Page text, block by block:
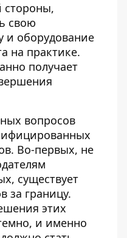
стороны,
свою
и оборудование
на практике.
получает
вопросов
Во-первых, не
существует
за границу.
этих
и именно